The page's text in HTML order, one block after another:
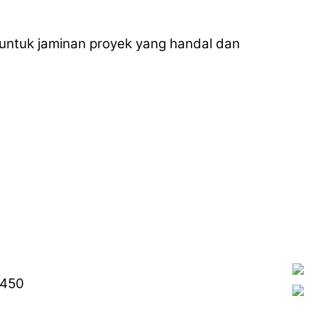
jaminan proyek yang handal dan